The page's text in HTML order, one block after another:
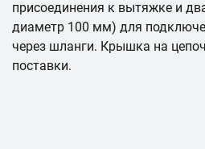
присоединения к вытяжке и
диаметр 100 мм) для
через шланги. Крышка на
поставки.